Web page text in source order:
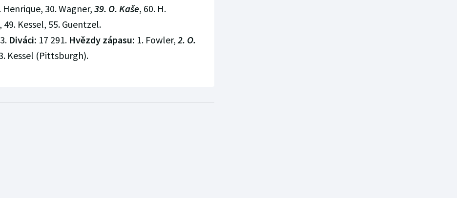
Henrique, 30. Wagner, 39. O. Kaše, 60. H.
Kessel, 55. Guentzel.
Diváci: 17 291. Hvězdy zápasu: 1. Fowler,2. O.
Kessel (Pittsburgh).